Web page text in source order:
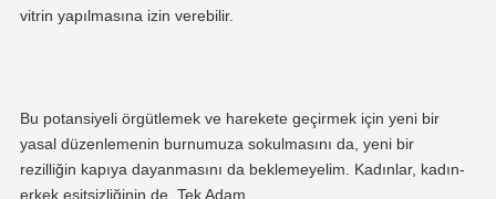
vitrin yapılmasına izin verebilir.
Bu potansiyeli örgütlemek ve harekete geçirmek için yeni bir
yasal düzenlemenin burnumuza sokulmasını da, yeni bir
rezilliğin kapıya dayanmasını da beklemeyelim. Kadınlar, kadın-
erkek eşitsizliğinin de, Tek Adam